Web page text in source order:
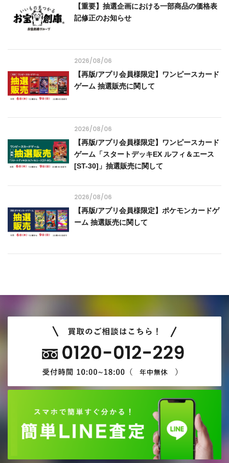
【重要】抽選企画における一部商品の価格表
記修正のお知らせ
2026/08/06
【再版/アプリ会員様限定】ワンピースカード
ゲーム 抽選販売に関して
2026/08/06
【再版/アプリ会員様限定】ワンピースカード
ゲーム「スタートデッキEX ルフィ＆エース
[ST-30]」抽選販売に関して
2026/08/06
【再版/アプリ会員様限定】ポケモンカードゲ
ーム 抽選販売に関して